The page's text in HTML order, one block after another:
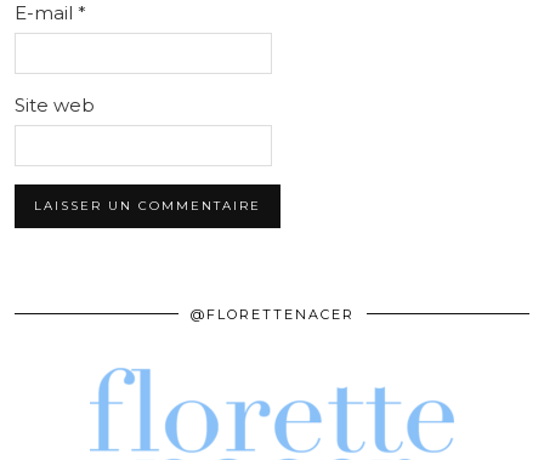
E-mail *
Site web
@FLORETTENACER